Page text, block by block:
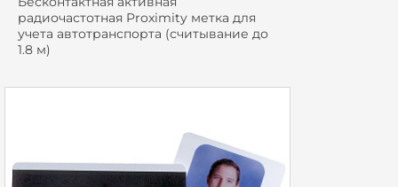
радиочастотная Proximity метка для
учета автотранспорта (считывание до
1.8 м)